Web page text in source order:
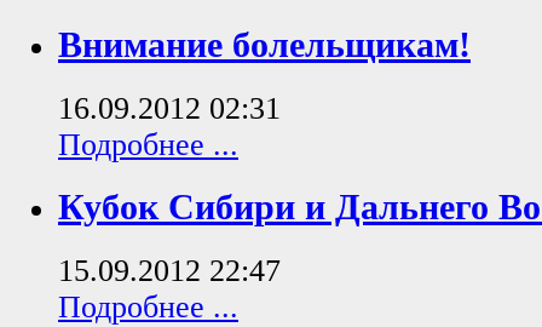
Внимание болельщикам!
16.09.2012 02:31
Подробнее ...
Кубок Сибири и Дальнего
15.09.2012 22:47
Подробнее ...